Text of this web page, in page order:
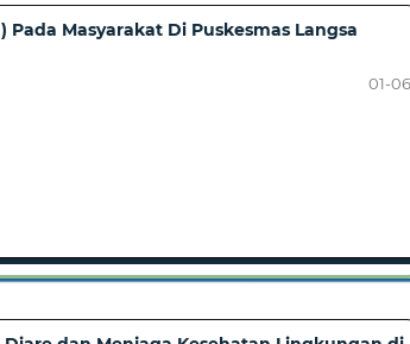
Masyarakat Di Puskesmas Langsa
01-06